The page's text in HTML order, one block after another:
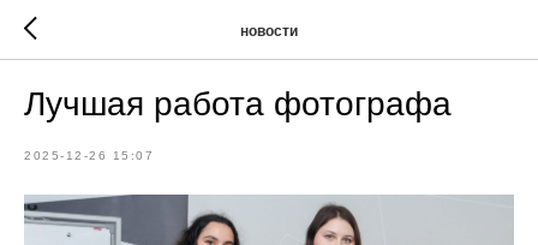
новости
Лучшая работа фотографа
2025-12-26 15:07